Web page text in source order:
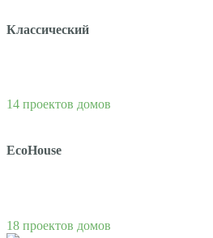
Классический
14 проектов домов
EcoHouse
18 проектов домов